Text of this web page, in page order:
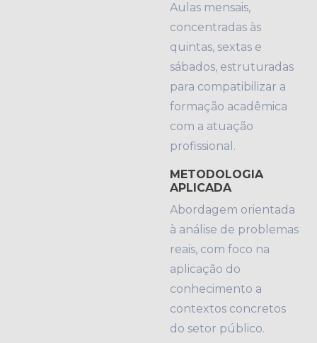
Aulas mensais,
concentradas às
quintas, sextas e
sábados, estruturadas
para compatibilizar a
formação acadêmica
com a atuação
profissional.
METODOLOGIA
APLICADA
Abordagem orientada
à análise de problemas
reais, com foco na
aplicação do
conhecimento a
contextos concretos
do setor público.